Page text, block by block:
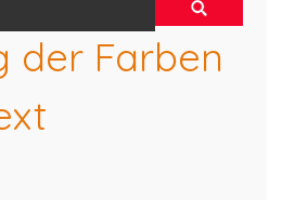
der Farben